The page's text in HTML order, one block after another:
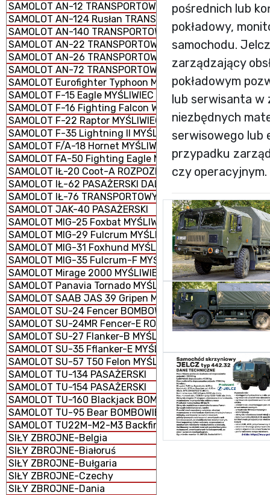
SAMOLOT AN-12 TRANSPORTOWY
SAMOLOT AN-124 Rusłan TRANSPORTOWY
SAMOLOT AN-140 TRANSPORTOWY KRÓTKIEGO ZASIĘGU
SAMOLOT AN-22 TRANSPORTOWY CIĘŻKI
SAMOLOT AN-26 TRANSPORTOWY LEKKI
SAMOLOT AN-72 TRANSPORTOWY LEKKI
SAMOLOT Eurofighter Typhoon MYŚLIWIEC
SAMOLOT F-15 Eagle MYŚLIWIEC PRZEWAGI POWIETRZNEJ
SAMOLOT F-16 Fighting Falcon WIELOZADANIOWY
SAMOLOT F-22 Raptor MYŚLIWIEC PRZEWAGI
SAMOLOT F-35 Lightning II MYŚLIWIEC WIELOZADANIOWY
SAMOLOT F/A-18 Hornet MYŚLIWIEC WIELOZADANIOWY
SAMOLOT FA-50 Fighting Eagle MYŚLIWIEC
SAMOLOT IŁ-20 Coot-A ROZPOZNAWCZY
SAMOLOT IŁ-62 PASAŻERSKI DALEKIEGO ZASIĘGU
SAMOLOT IŁ-76 TRANSPORTOWY TAKTYCZNY
SAMOLOT JAK-40 PASAŻERSKI
SAMOLOT MIG-25 Foxbat MYŚLIWIEC
SAMOLOT MIG-29 Fulcrum MYŚLIWIEC
SAMOLOT MIG-31 Foxhund MYŚLIWIEC
SAMOLOT MIG-35 Fulcrum-F MYŚLIWIEC
SAMOLOT Mirage 2000 MYŚLIWIEC WIELOZADANIOWY
SAMOLOT Panavia Tornado MYŚLIWSKO-BOMBOWY
SAMOLOT SAAB JAS 39 Gripen MYŚLIWIEC
SAMOLOT SU-24 Fencer BOMBOWIEC
SAMOLOT SU-24MR Fencer-E ROZPOZNAWCZY
SAMOLOT SU-27 Flanker-B MYŚLIWIEC
SAMOLOT SU-35 Fflanker-E MYŚLIWIEC
SAMOLOT SU-57 T50 Felon MYŚLIWIEC
SAMOLOT TU-134 PASAŻERSKI
SAMOLOT TU-154 PASAŻERSKI
SAMOLOT TU-160 Blackjack BOMBOWIEC STRATEGICZNY
SAMOLOT TU-95 Bear BOMBOWIEC STRATEGICZNY
SAMOLOT TU22M-M2-M3 Backfire BOMBOWIEC
SIŁY ZBROJNE-Belgia
SIŁY ZBROJNE-Białoruś
SIŁY ZBROJNE-Bułgaria
SIŁY ZBROJNE-Czechy
SIŁY ZBROJNE-Dania
pośrednich lub
pokładowy,
samochodu.
zarządzający
pokładowym
lub serwisanta w
niezbędnych
serwisowego lub
przypadku
czy operacyjnym.